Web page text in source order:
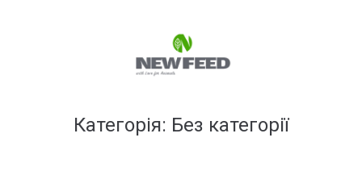
Категорія: Без категорії